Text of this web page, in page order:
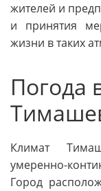
жителей и
и принятия
жизни в таких
Погода
Климат
умеренно-
Город